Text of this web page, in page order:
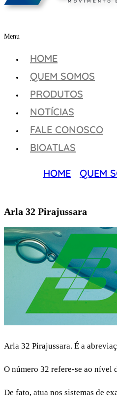
Menu
HOME
QUEM SOMOS
PRODUTOS
NOTÍCIAS
FALE CONOSCO
BIOATLAS
HOME QUEM
Arla 32 Pirajussara
Arla 32 Pirajussara. É a
O número 32 refere-se ao nível
De fato, atua nos sistemas de